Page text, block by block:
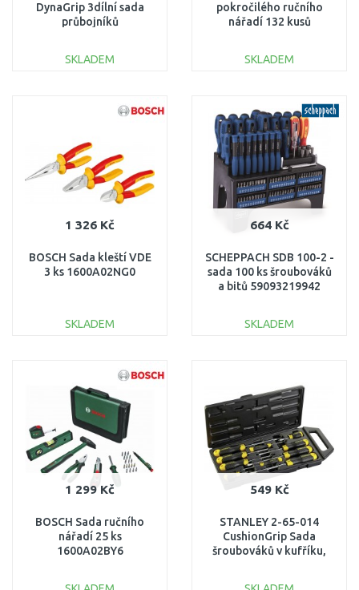
DynaGrip 3dílní sada
průbojníků
SKLADEM
pokročilého ručního
nářadí 132 kusů
SKLADEM
Porovnat
1 326 Kč
BOSCH Sada kleští VDE
3 ks 1600A02NG0
SKLADEM
Porovnat
664 Kč
SCHEPPACH SDB 100-2 -
sada 100 ks šroubováků
a bitů 59093219942
SKLADEM
Porovnat
1 299 Kč
BOSCH Sada ručního
nářadí 25 ks
1600A02BY6
549 Kč
STANLEY 2-65-014
CushionGrip Sada
šroubováků v kufříku,